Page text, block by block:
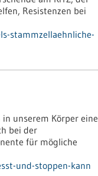
Resistenzen bei
stammzellaehnliche-
unserem Körper eine
bei der
für mögliche
und-stoppen-kann